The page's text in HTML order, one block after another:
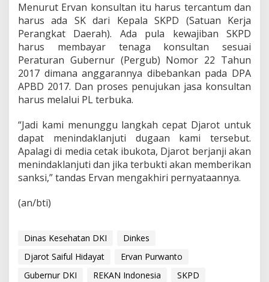
Menurut Ervan konsultan itu harus tercantum dan
harus ada SK dari Kepala SKPD (Satuan Kerja
Perangkat Daerah). Ada pula kewajiban SKPD
harus membayar tenaga konsultan sesuai
Peraturan Gubernur (Pergub) Nomor 22 Tahun
2017 dimana anggarannya dibebankan pada DPA
APBD 2017. Dan proses penujukan jasa konsultan
harus melalui PL terbuka.
“Jadi kami menunggu langkah cepat Djarot untuk
dapat menindaklanjuti dugaan kami tersebut.
Apalagi di media cetak ibukota, Djarot berjanji akan
menindaklanjuti dan jika terbukti akan memberikan
sanksi,” tandas Ervan mengakhiri pernyataannya.
(an/bti)
Dinas Kesehatan DKI
Dinkes
Djarot Saiful Hidayat
Ervan Purwanto
Gubernur DKI
REKAN Indonesia SKPD